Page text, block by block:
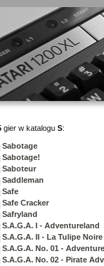
gier w katalogu S:
Sabotage
Sabotage!
Saboteur
Saddleman
Safe
Safe Cracker
Safryland
S.A.G.A. I - Adventureland
S.A.G.A. II - La Tulipe Noire
S.A.G.A. No. 01 -
S.A.G.A. No. 02 - Pirate